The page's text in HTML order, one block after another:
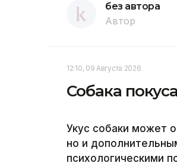
без автора
Автор
12:10, 09 Августа 2026
Собака
Укус собаки может
но и
психологическими